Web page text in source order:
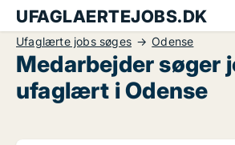
UFAGLAERTEJOBS.DK
Ufaglærte jobs søges Odense
Medarbejder søger
ufaglært i Odense